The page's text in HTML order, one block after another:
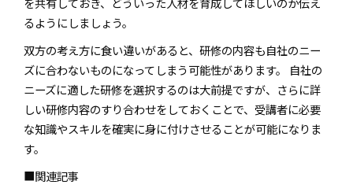
るようにしましょう。
双方の考え方に食い違いがあると、研修の内容も自社のニー
ズに合わないものになってしまう可能性があります。 自社の
ニーズに適した研修を選択するのは大前提ですが、さらに詳
しい研修内容のすり合わせをしておくことで、受講者に必要
な知識やスキルを確実に身に付けさせることが可能になりま
す。
■関連記事